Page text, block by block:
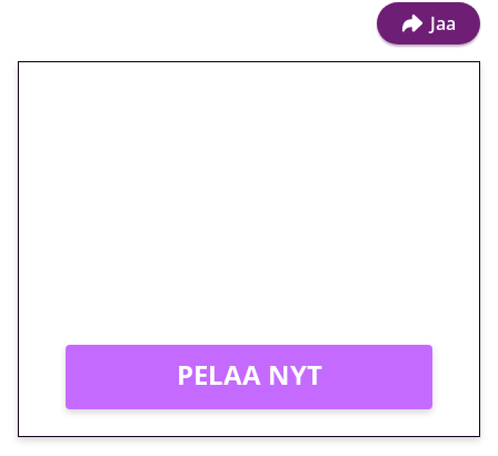
Jaa
PELAA NYT